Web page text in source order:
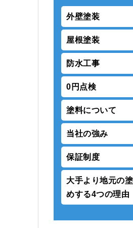
外壁塗装
屋根塗装
防水工事
0円点検
塗料について
当社の強み
保証制度
大手より地元の
めする4つの理由